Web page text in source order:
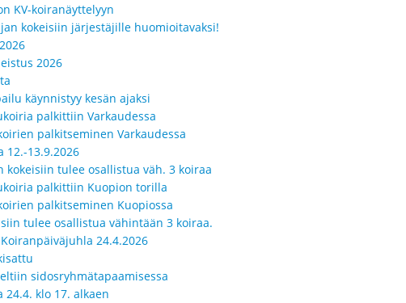
KV-koiranäyttelyyn
kokeisiin järjestäjille huomioitavaksi!
2026
käynnistyy kesän ajaksi
palkittiin Varkaudessa
palkitseminen Varkaudessa
12.-13.9.2026
kokeisiin tulee osallistua väh. 3 koiraa
palkittiin Kuopion torilla
palkitseminen Kuopiossa
tulee osallistua vähintään 3 koiraa.
24.4.2026
sidosryhmätapaamisessa
klo 17. alkaen